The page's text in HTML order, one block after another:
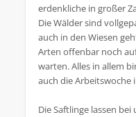
erdenkliche in großer
Die Wälder sind
auch in den Wiesen
Arten offenbar noch
warten. Alles in allem
auch die Arbeitswoche
Die Saftlinge lassen